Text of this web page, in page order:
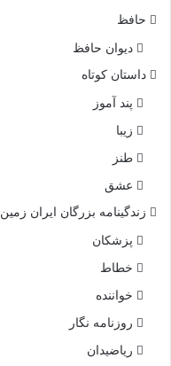
حافظ
دیوان حافظ
داستان کوتاه
پند آموز
زیبا
طنز
عشق
زندگینامه بزرگان ایران زمین
پزشکان
خطاط
خواننده
روزنامه نگار
ریاضیدان